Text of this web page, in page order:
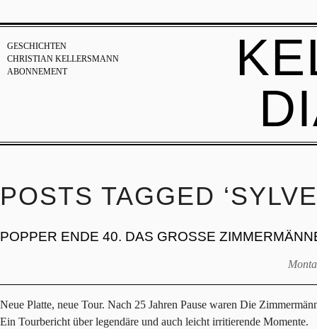
GESCHICHTEN
CHRISTIAN KELLERSMANN
ABONNEMENT
POSTS TAGGED
POPPER ENDE 40. DAS GROSSE
Neue Platte, neue Tour. Nach 25 Jahren Pause waren Die
Ein Tourbericht über legendäre und auch leicht irritierende Momente.